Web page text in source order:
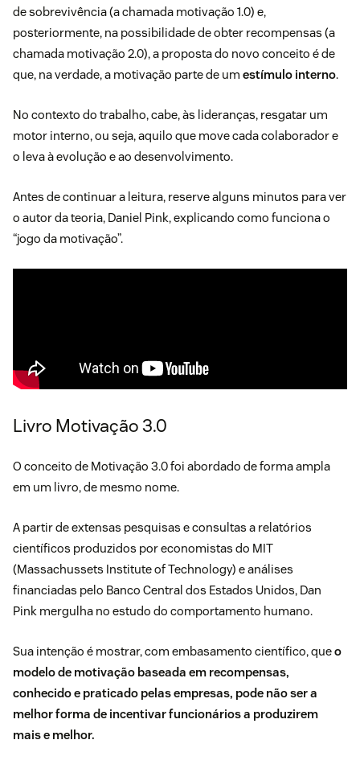
de sobrevivência (a chamada motivação 1.0) e,
posteriormente, na possibilidade de obter recompensas (a
chamada motivação 2.0), a proposta do novo conceito é de
que, na verdade, a motivação parte de um estímulo interno.
No contexto do trabalho, cabe, às lideranças, resgatar um
motor interno, ou seja, aquilo que move cada colaborador e
o leva à evolução e ao desenvolvimento.
Antes de continuar a leitura, reserve alguns minutos para ver
o autor da teoria, Daniel Pink, explicando como funciona o
“jogo da motivação”.
Livro Motivação 3.0
O conceito de Motivação 3.0 foi abordado de forma ampla
em um livro, de mesmo nome.
A partir de extensas pesquisas e consultas a relatórios
científicos produzidos por economistas do MIT
(Massachussets Institute of Technology) e análises
financiadas pelo Banco Central dos Estados Unidos, Dan
Pink mergulha no estudo do comportamento humano.
Sua intenção é mostrar, com embasamento científico, queo
modelo de motivação baseada em recompensas,
conhecido e praticado pelas empresas, pode não ser a
melhor forma de incentivar funcionários a produzirem
mais e melhor.